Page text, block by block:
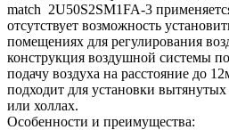
match 2U50S2SM1FA-3
отсутствует возможность
помещениях для регулирования
конструкция воздушной системы
подачу воздуха на расстояние до
подходит для установки
или холлах.
Особенности и преимущества: